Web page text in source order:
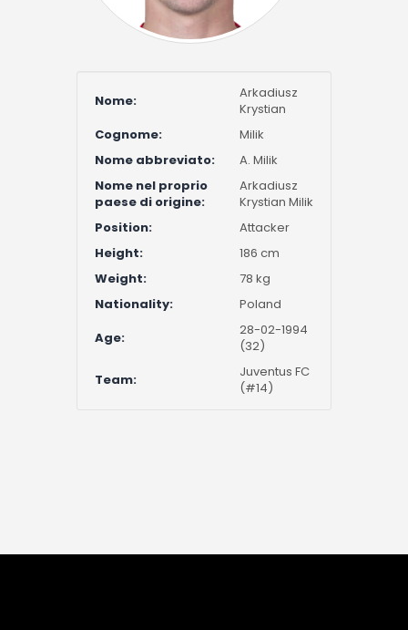
Nome:
Arkadiusz
Krystian
Cognome:
Milik
Nome abbreviato:
A. Milik
Nome nel proprio
paese di origine:
Arkadiusz
Krystian Milik
Position:
Attacker
Height:
186 cm
Weight:
78 kg
Nationality:
Poland
Age:
28-02-1994
(32)
Team:
Juventus FC
(#14)